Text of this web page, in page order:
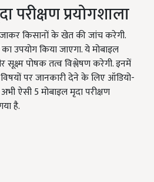
परीक्षण प्रयोगशाला
किसानों के खेत की जांच करेगी.
किया जाएगा. ये मोबाइल
सूक्ष्म पोषक तत्व विश्लेषण करेगी. इनमें
पर जानकारी देने के लिए ऑडियो-
ऐसी 5 मोबाइल मृदा परीक्षण
है.